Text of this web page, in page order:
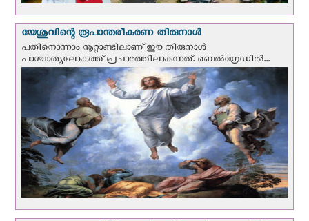
യേശുവിന്റെ രൂപാന്തരീകരണ തിരുനാള്‍
പതിനൊന്നാം നൂറ്റാണ്ടിലാണ് ഈ തിരുനാള്‍
പാശ്ചാത്യലോകത്ത് പ്രചാരത്തിലാകുന്നത്. ബെല്‍ഗ്രേഡില്‍...